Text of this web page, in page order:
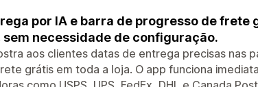
por IA e barra de progresso de frete
necessidade de configuração.
aos clientes datas de entrega precisas nas
grátis em toda a loja. O app funciona